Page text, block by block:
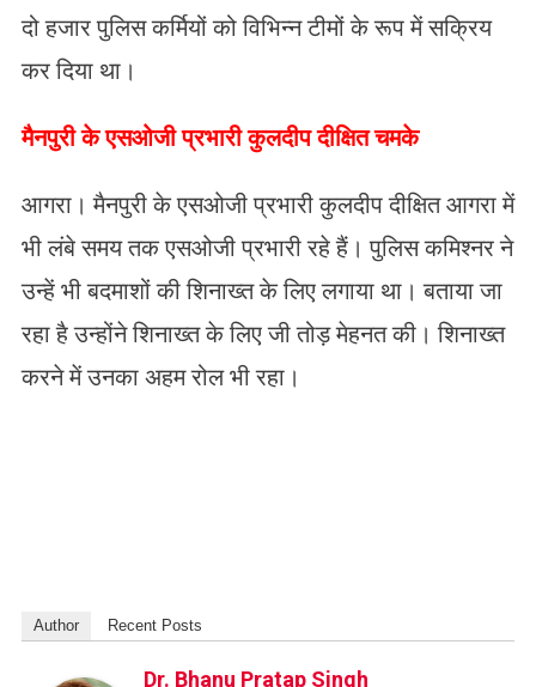
दो हजार पुलिस कर्मियों को विभिन्न टीमों के रूप में सक्रिय
कर दिया था।
मैनपुरी के एसओजी प्रभारी कुलदीप दीक्षित चमके
आगरा। मैनपुरी के एसओजी प्रभारी कुलदीप दीक्षित आगरा में
भी लंबे समय तक एसओजी प्रभारी रहे हैं। पुलिस कमिश्नर ने
उन्हें भी बदमाशों की शिनाख्त के लिए लगाया था। बताया जा
रहा है उन्होंने शिनाख्त के लिए जी तोड़ मेहनत की। शिनाख्त
करने में उनका अहम रोल भी रहा।
Author Recent Posts
Dr. Bhanu Pratap Singh